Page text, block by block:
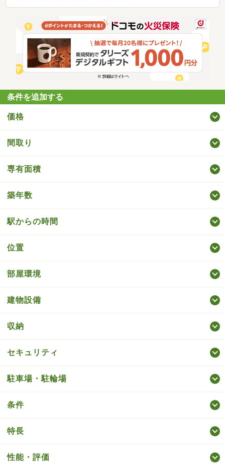
条件を追加する
価格
間取り
専有面積
築年数
駅からの時間
位置
部屋環境
建物設備
収納
セキュリティ
駐車場・駐輪場
条件
特長
性能・評価